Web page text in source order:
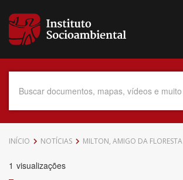
para
conteúdo
Data do Documento
INÍCIO NOTÍCIAS MILTON, AMIGO DA FLORESTA
1 visualizações